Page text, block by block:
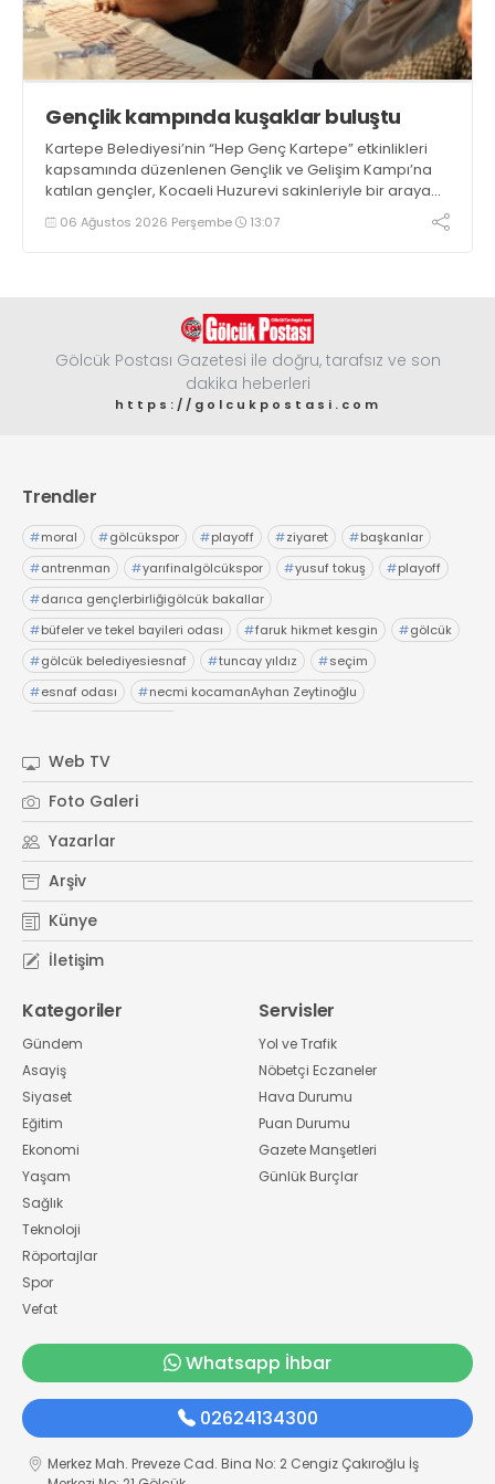
Gençlik kampında kuşaklar buluştu
Kartepe Belediyesi’nin “Hep Genç Kartepe” etkinlikleri
kapsamında düzenlenen Gençlik ve Gelişim Kampı’na
katılan gençler, Kocaeli Huzurevi sakinleriyle bir araya
geldi06 Ağustos 2026 Perşembe 13:07
Gölcük Postası Gazetesi ile doğru, tarafsız ve son
dakika heberleri
https://golcukpostasi.com
Trendler
#moral #gölcükspor #playoff #ziyaret #başkanlar
#antrenman #yarıfinalgölcükspor #yusuf tokuş #playoff
#darıca gençlerbirliğigölcük bakallar
#büfeler ve tekel bayileri odası #faruk hikmet kesgin #gölcük
#gölcük belediyesiesnaf #tuncay yıldız #seçim
#esnaf odası #necmi kocamanAyhan Zeytinoğlu
Web TV
Foto Galeri
Yazarlar
Arşiv
Künye
İletişim
Kategoriler
Gündem
Asayiş
Siyaset
Eğitim
Ekonomi
Yaşam
Sağlık
Teknoloji
Röportajlar
Spor
Vefat
Servisler
Yol ve Trafik
Nöbetçi Eczaneler
Hava Durumu
Puan Durumu
Gazete Manşetleri
Günlük Burçlar
Whatsapp İhbar
02624134300
Merkez Mah. Preveze Cad. Bina No: 2 Cengiz Çakıroğlu İş